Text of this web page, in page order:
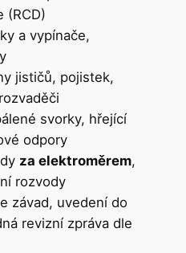
(RCD)
a vypínače,
jističů, pojistek,
svorky, hřející
odpory
za elektroměrem,
rozvody
závad, uvedení do
revizní zpráva dle